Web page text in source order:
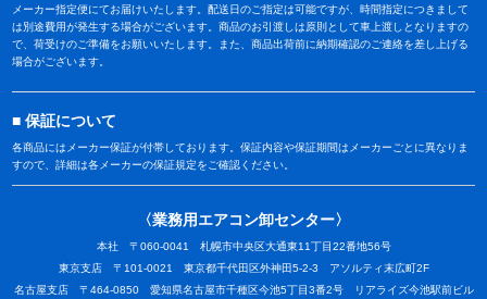
メーカー指定便にてお届けいたします。配送日のご指定は可能ですが、時間指定につきまして
は別途費用が発生する場合がございます。商品のお引渡しは原則として車上渡しとなりますの
で、荷受けのご準備をお願いいたします。また、商品出荷前に納期確認のご連絡を差し上げる
場合がございます。
保証について
各商品にはメーカー保証が付帯しております。保証内容や保証期間はメーカーごとに異なりま
すので、詳細は各メーカーの保証規定をご確認ください。
〈業務用エアコン卸センター〉
本社 〒060-0041 札幌市中央区大通東11丁目22番地56号
東京支店 〒101-0021 東京都千代田区外神田5-2-3 アソルティ末広町2F
名古屋支店 〒464-0850 愛知県名古屋市千種区今池5丁目3番2号 リアライズ今池駅前ビル